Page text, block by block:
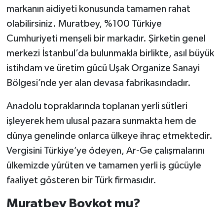
markanın aidiyeti konusunda tamamen rahat
olabilirsiniz. Muratbey, %100 Türkiye
Cumhuriyeti menşeli bir markadır. Şirketin genel
merkezi İstanbul’da bulunmakla birlikte, asıl büyük
istihdam ve üretim gücü Uşak Organize Sanayi
Bölgesi’nde yer alan devasa fabrikasındadır.
Anadolu topraklarında toplanan yerli sütleri
işleyerek hem ulusal pazara sunmakta hem de
dünya genelinde onlarca ülkeye ihraç etmektedir.
Vergisini Türkiye’ye ödeyen, Ar-Ge çalışmalarını
ülkemizde yürüten ve tamamen yerli iş gücüyle
faaliyet gösteren bir Türk firmasıdır.
Muratbey Boykot mu?